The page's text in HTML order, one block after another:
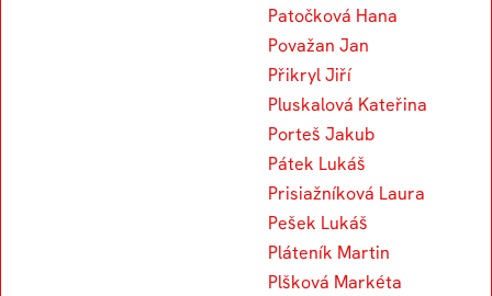
Patočková Hana
Považan Jan
Přikryl Jiří
Pluskalová Kateřina
Porteš Jakub
Pátek Lukáš
Prisiažníková Laura
Pešek Lukáš
Pláteník Martin
Plšková Markéta